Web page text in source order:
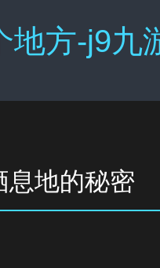
地方-j9九
息地的秘密